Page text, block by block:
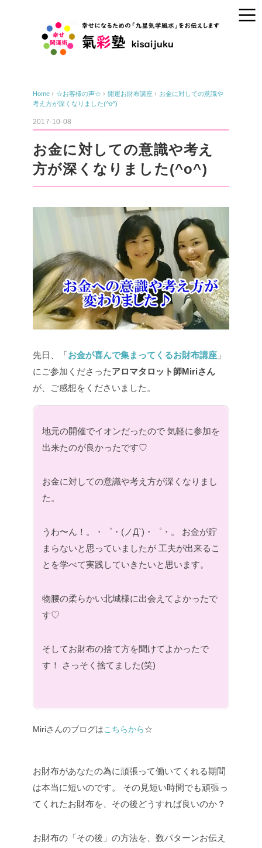
Home › ☆お客様の声☆ › 開運お財布講座 › お金に対しての意識や
考え方が深くなりました(^o^)
2017-10-08
お金に対しての意識や考え
方が深くなりました(^o^)
先日、「お金が喜んで集まってくるお財布講座 」
にご参加くださったアロマタロット師Miriさん
が、ご感想をくださいました。
地元の開催でイオンだったので 気軽に参加を
出来たのが良かったです♡
お金に対しての意識や考え方が深くなりまし
た。
うわ〜ん！。・゜・(ノД`)・゜・。
お金が貯
まらないと思っていましたが 工夫が出来るこ
とを学べて実践していきたいと思います。
物腰の柔らかい北城様に出会えてよかったで
す♡
そしてお財布の捨て方を聞けてよかったで
す！ さっそく捨てました(笑)
Miriさんのブログはこちらから☆
お財布があなたの為に頑張って働いてくれる期間
は本当に短いのです。
その見短い時間でも頑張っ
てくれたお財布を、その後どうすれば良いのか？
お財布の「その後」の方法を、数パターンお伝え